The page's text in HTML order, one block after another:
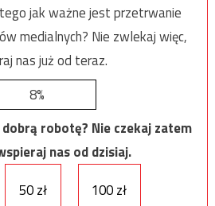
jak ważne jest przetrwanie
medialnych? Nie zwlekaj więc,
nas już od teraz.
8%
robotę? Nie czekaj zatem
nas od dzisiaj.
50 zł 100 zł